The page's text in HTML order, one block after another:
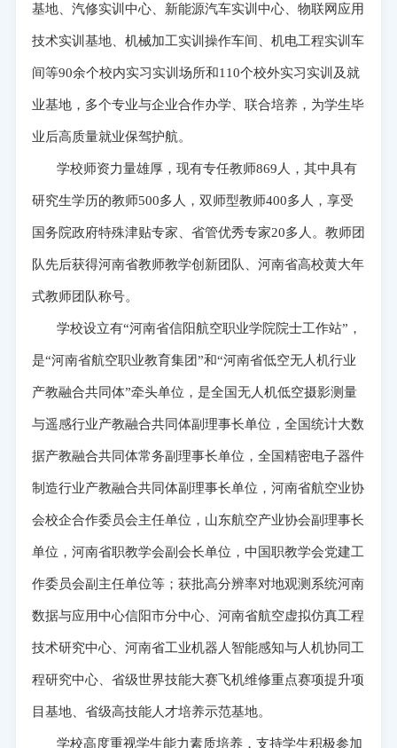
基地、汽修实训中心、新能源汽车实训中心、物联网应用
技术实训基地、机械加工实训操作车间、机电工程实训车
间等90余个校内实习实训场所和110个校外实习实训及就
业基地，多个专业与企业合作办学、联合培养，为学生毕
业后高质量就业保驾护航。
学校师资力量雄厚，现有专任教师869人，其中具有
研究生学历的教师500多人，双师型教师400多人，享受
国务院政府特殊津贴专家、省管优秀专家20多人。教师团
队先后获得河南省教师教学创新团队、河南省高校黄大年
式教师团队称号。
学校设立有“河南省信阳航空职业学院院士工作站”，
是“河南省航空职业教育集团”和“河南省低空无人机行业
产教融合共同体”牵头单位，是全国无人机低空摄影测量
与遥感行业产教融合共同体副理事长单位，全国统计大数
据产教融合共同体常务副理事长单位，全国精密电子器件
制造行业产教融合共同体副理事长单位，河南省航空业协
会校企合作委员会主任单位，山东航空产业协会副理事长
单位，河南省职教学会副会长单位，中国职教学会党建工
作委员会副主任单位等；获批高分辨率对地观测系统河南
数据与应用中心信阳市分中心、河南省航空虚拟仿真工程
技术研究中心、河南省工业机器人智能感知与人机协同工
程研究中心、省级世界技能大赛飞机维修重点赛项提升项
目基地、省级高技能人才培养示范基地。
学校高度重视学生能力素质培养，支持学生积极参加